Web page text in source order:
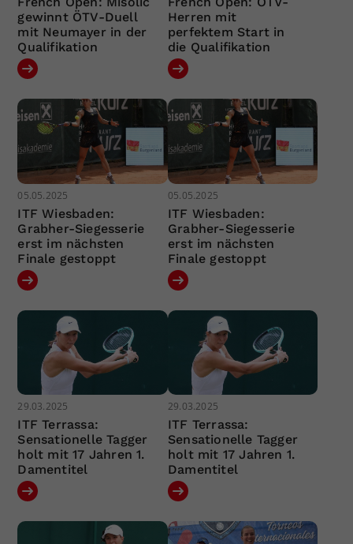
gewinnt ÖTV-Duell
mit Neumayer in der
Qualifikation
Herren mit
perfektem Start in
die Qualifikation
05.05.2025
ITF Wiesbaden:
Grabher-Siegesserie
erst im nächsten
Finale gestoppt
05.05.2025
ITF Wiesbaden:
Grabher-Siegesserie
erst im nächsten
Finale gestoppt
29.03.2025
ITF Terrassa:
Sensationelle Tagger
holt mit 17 Jahren 1.
Damentitel
29.03.2025
ITF Terrassa:
Sensationelle Tagger
holt mit 17 Jahren 1.
Damentitel